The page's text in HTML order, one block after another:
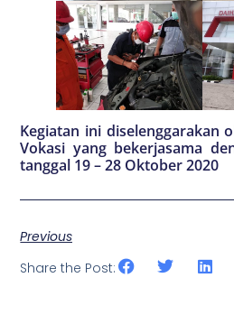
Kegiatan ini diselenggarakan
Vokasi yang bekerjasama
tanggal 19 – 28 Oktober 2020
Previous
Share the Post: